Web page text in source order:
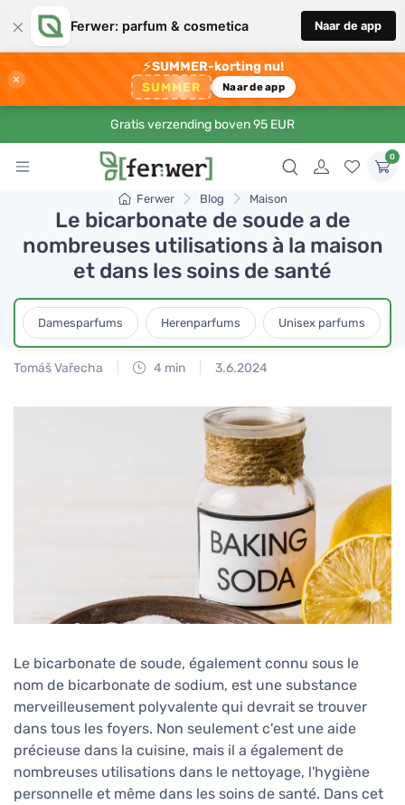
× Ferwer: parfum & cosmetica Naar de app
×
⚡SUMMER-korting nu!
SUMMER Naar de app
Gratis verzending boven 95 EUR
0
Ferwer Blog Maison
Le bicarbonate de soude a de
nombreuses utilisations à la maison
et dans les soins de santé
Damesparfums Herenparfums Unisex parfums
Tomáš Vařecha 4 min 3.6.2024
Le bicarbonate de soude, également connu sous le
nom de bicarbonate de sodium, est une substance
merveilleusement polyvalente qui devrait se trouver
dans tous les foyers. Non seulement c'est une aide
précieuse dans la cuisine, mais il a également de
nombreuses utilisations dans le nettoyage, l'hygiène
personnelle et même dans les soins de santé. Dans cet